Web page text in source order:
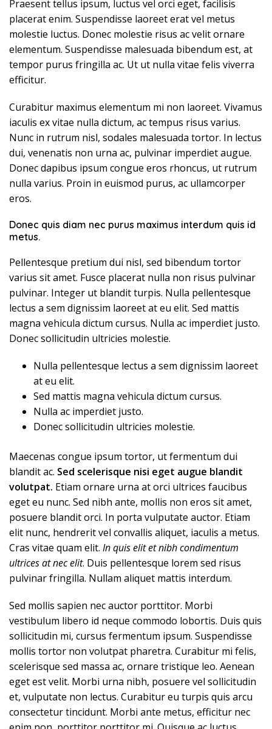
Praesent tellus ipsum, luctus vel orci eget, facilisis
placerat enim. Suspendisse laoreet erat vel metus
molestie luctus. Donec molestie risus ac velit ornare
elementum. Suspendisse malesuada bibendum est, at
tempor purus fringilla ac. Ut ut nulla vitae felis viverra
efficitur.
Curabitur maximus elementum mi non laoreet. Vivamus
iaculis ex vitae nulla dictum, ac tempus risus varius.
Nunc in rutrum nisl, sodales malesuada tortor. In lectus
dui, venenatis non urna ac, pulvinar imperdiet augue.
Donec dapibus ipsum congue eros rhoncus, ut rutrum
nulla varius. Proin in euismod purus, ac ullamcorper
eros.
Donec quis diam nec purus maximus interdum quis id
metus.
Pellentesque pretium dui nisl, sed bibendum tortor
varius sit amet. Fusce placerat nulla non risus pulvinar
pulvinar. Integer ut blandit turpis. Nulla pellentesque
lectus a sem dignissim laoreet at eu elit. Sed mattis
magna vehicula dictum cursus. Nulla ac imperdiet justo.
Donec sollicitudin ultricies molestie.
Nulla pellentesque lectus a sem dignissim laoreet
at eu elit.
Sed mattis magna vehicula dictum cursus.
Nulla ac imperdiet justo.
Donec sollicitudin ultricies molestie.
Maecenas congue ipsum tortor, ut fermentum dui
blandit ac. Sed scelerisque nisi eget augue blandit
volutpat. Etiam ornare urna at orci ultrices faucibus
eget eu nunc. Sed nibh ante, mollis non eros sit amet,
posuere blandit orci. In porta vulputate auctor. Etiam
elit nunc, hendrerit vel convallis aliquet, iaculis a metus.
Cras vitae quam elit. In quis elit et nibh condimentum
ultrices at nec elit. Duis pellentesque lorem sed risus
pulvinar fringilla. Nullam aliquet mattis interdum.
Sed mollis sapien nec auctor porttitor. Morbi
vestibulum libero id neque commodo lobortis. Duis quis
sollicitudin mi, cursus fermentum ipsum. Suspendisse
mollis tortor non volutpat pharetra. Curabitur mi felis,
scelerisque sed massa ac, ornare tristique leo. Aenean
eget est velit. Morbi urna nibh, posuere vel sollicitudin
et, vulputate non lectus. Curabitur eu turpis quis arcu
consectetur tincidunt. Morbi ante metus, efficitur nec